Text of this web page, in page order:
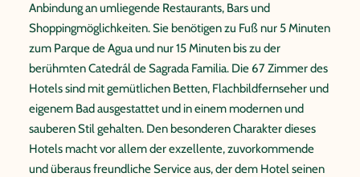
Anbindung an umliegende Restaurants, Bars und
Shoppingmöglichkeiten. Sie benötigen zu Fuß nur 5 Minuten
zum Parque de Agua und nur 15 Minuten bis zu der
berühmten Catedrál de Sagrada Familia. Die 67 Zimmer des
Hotels sind mit gemütlichen Betten, Flachbildfernseher und
eigenem Bad ausgestattet und in einem modernen und
sauberen Stil gehalten. Den besonderen Charakter dieses
Hotels macht vor allem der exzellente, zuvorkommende
und überaus freundliche Service aus, der dem Hotel seinen